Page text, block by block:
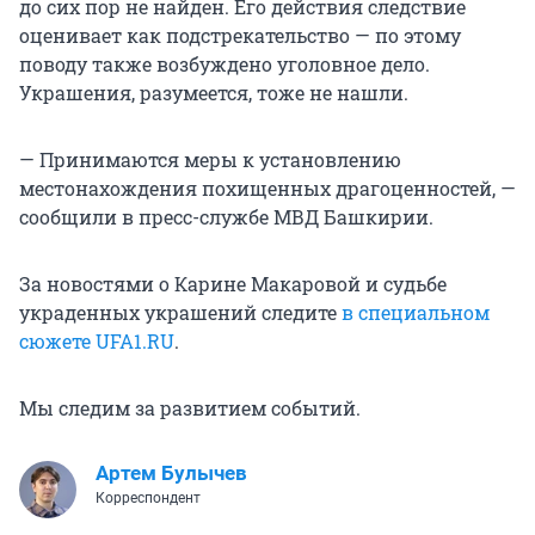
до сих пор не найден. Его действия следствие
оценивает как подстрекательство — по этому
поводу также возбуждено уголовное дело.
Украшения, разумеется, тоже не нашли.
— Принимаются меры к установлению
местонахождения похищенных драгоценностей, —
сообщили в пресс-службе МВД Башкирии.
За новостями о Карине Макаровой и судьбе
украденных украшений следитев специальном
сюжете UFA1.RU.
Мы следим за развитием событий.
Артем Булычев
Корреспондент